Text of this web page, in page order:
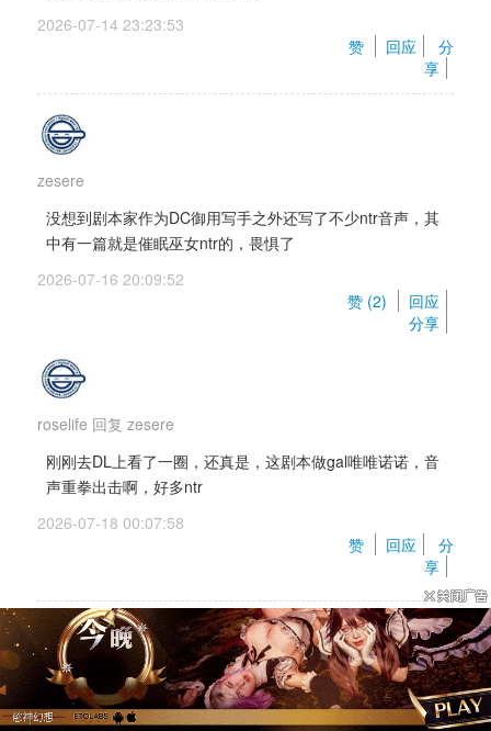
2026-07-14 23:23:53
赞
回应
分
享
zesere
没想到剧本家作为DC御用写手之外还写了不少ntr音声，其
中有一篇就是催眠巫女ntr的，畏惧了
2026-07-16 20:09:52
赞 (2)
回应
分享
roselife 回复 zesere
刚刚去DL上看了一圈，还真是，这剧本做gal唯唯诺诺，音
声重拳出击啊，好多ntr
2026-07-18 00:07:58
赞
回应
分
享
kuromizu
NTR与否说实话无所谓，毕竟不是纯拔不指望HS实用性，